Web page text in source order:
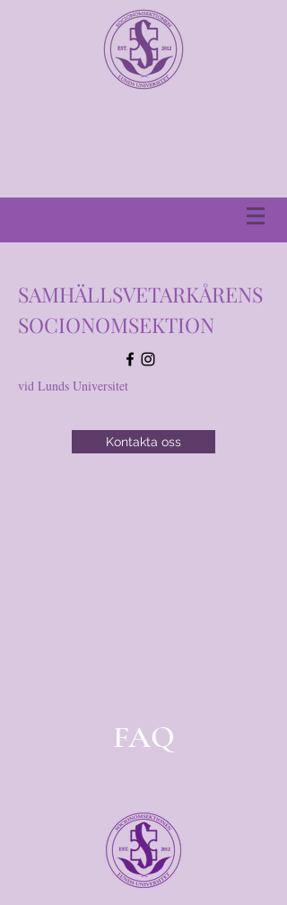
SAMHÄLLSVETARKÅRENS
SOCIONOMSEKTION
vid Lunds Universitet
Kontakta oss
FAQ